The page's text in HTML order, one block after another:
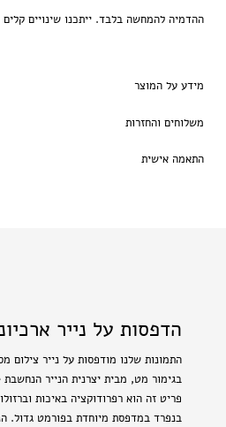
ההדמיה להמחשה בלבד. ייתכנו שינויים
מידע על המוצר
משלוחים והחזרות
התאמה אישית
הדפסות על נייר
בגימור מט, מבית יצרנית הנייר הנחשבת Hahnemühle.
פריט זה הוא רפרודוקציה באיכות